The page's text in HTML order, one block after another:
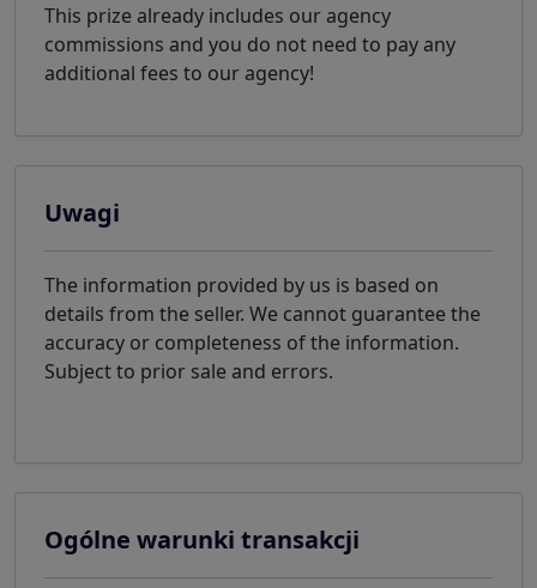
This prize already includes our agency
commissions and you do not need to pay any
additional fees to our agency!
Uwagi
The information provided by us is based on
details from the seller. We cannot guarantee the
accuracy or completeness of the information.
Subject to prior sale and errors.
Ogólne warunki transakcji